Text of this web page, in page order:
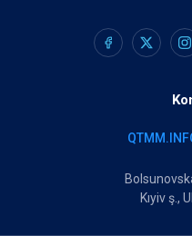
Kıyiv ş.,